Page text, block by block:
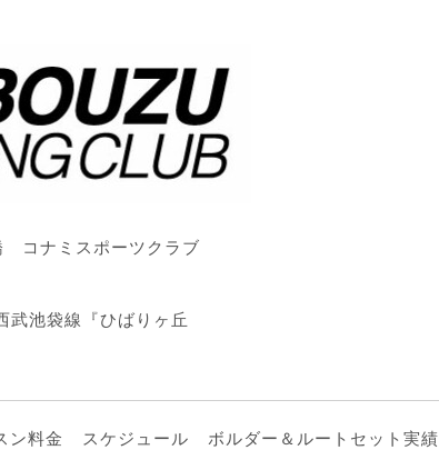
コナミスポーツクラブ
池袋線『ひばりヶ丘
ン料金 スケジュール ボルダー＆ルートセット実績